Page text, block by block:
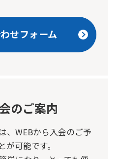
せフォーム
のご案内
WEBから入会のご予
可能です。